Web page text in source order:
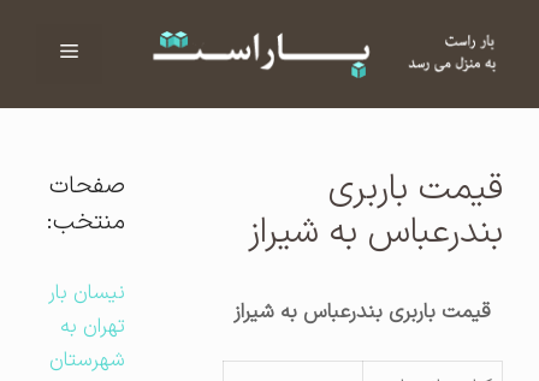
فهرست
قیمت باربری
بندرعباس به شیراز
قیمت باربری بندرعباس به شیراز
صفحات
منتخب:
نیسان بار
تهران به
شهرستان